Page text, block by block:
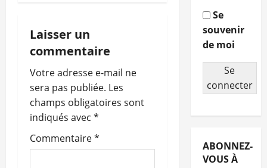
g
a
t
i
o
Laisser un
commentaire
Votre adresse e-mail ne
sera pas publiée. Les
champs obligatoires sont
indiqués avec *
Commentaire*
Se
souvenir
de moi
Se
connecter
ABONNEZ-
VOUS À